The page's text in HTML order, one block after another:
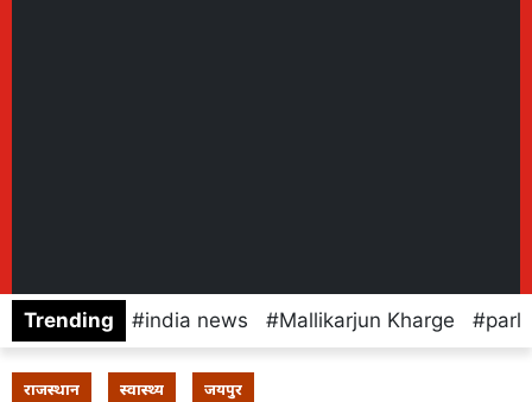
Trending india news Mallikarjun Kharge
राजस्थान स्वास्थ्य जयपुर